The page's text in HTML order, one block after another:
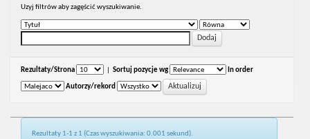
Uzyj filtrów aby zagęścić wyszukiwanie.
Rezultaty/Strona Sortuj pozycje wg In order
Autorzy/rekord
Rezultaty 1-1 z 1 (Czas wyszukiwania: 0.001 sekund).